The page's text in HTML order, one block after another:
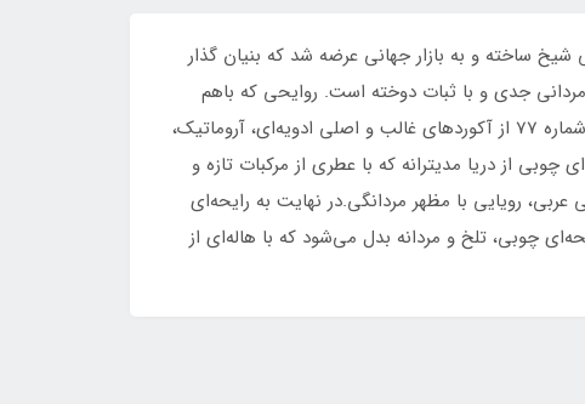
عطر شیخ 77 در سال 2007 توسط کمپانی عربی بحرینی شیخ ساخته و به بازار جهانی عرضه شد که بنیان گذار
و تلخ‌اش نگاه خود را بر مردانی جدی و با ثبات دوخته است. روایحی که باهم
سبکی از زندگی سلطنتی و سخاوتمندانه پادشاهان و شاهزادگان جهان عرب را نشان می‌دهد. شیخ اپیولنت شیخ کلاسیک شماره 77 از آکوردهای غالب و اصلی ادویه‌‌ای، آروماتیک،
از دریا مدیترانه که با عطری از مرکبات تازه و
رویایی با مظهر مردانگی.در نهایت به رایحه‌ای
چوبی، تلخ و مردانه بدل می‌شود که با هاله‌ای از